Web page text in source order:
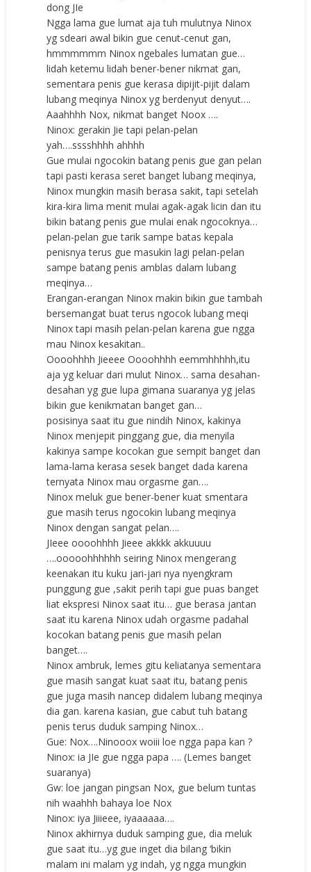
dong JIe
Ngga lama gue lumat aja tuh mulutnya Ninox
yg sdeari awal bikin gue cenut-cenut gan,
hmmmmmm Ninox ngebales lumatan gue…
lidah ketemu lidah bener-bener nikmat gan,
sementara penis gue kerasa dipijit-pijit dalam
lubang meqinya Ninox yg berdenyut denyut….
Aaahhhh Nox, nikmat banget Noox ….
Ninox: gerakin Jie tapi pelan-pelan
yah….sssshhhh ahhhh
Gue mulai ngocokin batang penis gue gan pelan
tapi pasti kerasa seret banget lubang meqinya,
Ninox mungkin masih berasa sakit, tapi setelah
kira-kira lima menit mulai agak-agak licin dan itu
bikin batang penis gue mulai enak ngocoknya…
pelan-pelan gue tarik sampe batas kepala
penisnya terus gue masukin lagi pelan-pelan
sampe batang penis amblas dalam lubang
meqinya…
Erangan-erangan Ninox makin bikin gue tambah
bersemangat buat terus ngocok lubang meqi
Ninox tapi masih pelan-pelan karena gue ngga
mau Ninox kesakitan..
Oooohhhh Jieeee Oooohhhh eemmhhhhh,itu
aja yg keluar dari mulut Ninox… sama desahan-
desahan yg gue lupa gimana suaranya yg jelas
bikin gue kenikmatan banget gan…
posisinya saat itu gue nindih Ninox, kakinya
Ninox menjepit pinggang gue, dia menyila
kakinya sampe kocokan gue sempit banget dan
lama-lama kerasa sesek banget dada karena
ternyata Ninox mau orgasme gan….
Ninox meluk gue bener-bener kuat smentara
gue masih terus ngocokin lubang meqinya
Ninox dengan sangat pelan….
JIeee oooohhhh Jieee akkkk akkuuuu
….ooooohhhhhh seiring Ninox mengerang
keenakan itu kuku jari-jari nya nyengkram
punggung gue ,sakit perih tapi gue puas banget
liat ekspresi Ninox saat itu… gue berasa jantan
saat itu karena Ninox udah orgasme padahal
kocokan batang penis gue masih pelan
banget….
Ninox ambruk, lemes gitu keliatanya sementara
gue masih sangat kuat saat itu, batang penis
gue juga masih nancep didalem lubang meqinya
dia gan. karena kasian, gue cabut tuh batang
penis terus duduk samping Ninox…
Gue: Nox….Ninooox woiii loe ngga papa kan ?
Ninox: ia JIe gue ngga papa …. (Lemes banget
suaranya)
Gw: loe jangan pingsan Nox, gue belum tuntas
nih waahhh bahaya loe Nox
Ninox: iya Jiiieee, iyaaaaaa….
Ninox akhirnya duduk samping gue, dia meluk
gue saat itu…yg gue inget dia bilang ‘bikin
malam ini malam yg indah, yg ngga mungkin